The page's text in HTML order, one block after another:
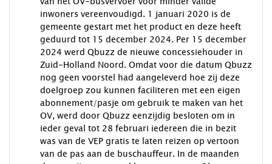
inwoners vereenvoudigd. 1 januari 2020 is de
gemeente gestart met het product en deze heeft
geduurd tot 15 december 2024. Per 15 december
2024 werd Qbuzz de nieuwe concessiehouder in
Zuid-Holland Noord. Omdat voor die datum Qbuzz
nog geen voorstel had aangeleverd hoe zij deze
doelgroep zou kunnen faciliteren met een eigen
abonnement/pasje om gebruik te maken van het
OV, werd door Qbuzz eenzijdig besloten om in
ieder geval tot 28 februari iedereen die in bezit
was van de VEP gratis te laten reizen op vertoon
van de pas aan de buschauffeur. In de maanden